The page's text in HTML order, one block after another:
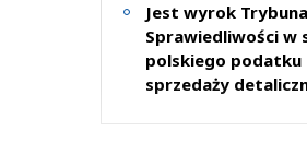
Jest wyrok
Sprawiedliwości w
polskiego podatku
sprzedaży